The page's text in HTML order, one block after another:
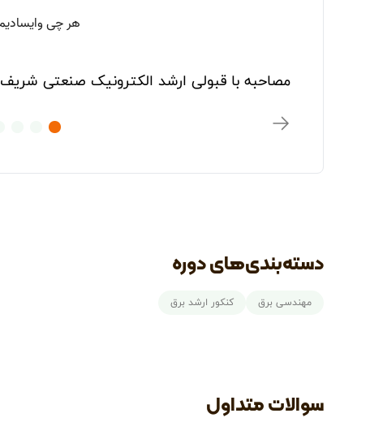
مصاحبه با قبولی ارشد الکترونیک صنعتی شریف
دسته‌بندی‌های دوره
مهندسی برق کنکور ارشد برق
سوالات متداول